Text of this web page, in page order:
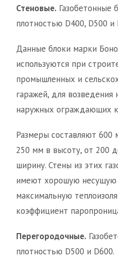
Стеновые. Газобетонные
плотностью D400, D500 и
Данные блоки марки
используются при
промышленных и
гаражей, для
наружных ограждающих
Размеры составляют
250 мм в высоту, от 200
ширину. Стены из этих
имеют хорошую несущую
максимальную
коэффициент
Перегородочные.
плотностью D500 и D600.